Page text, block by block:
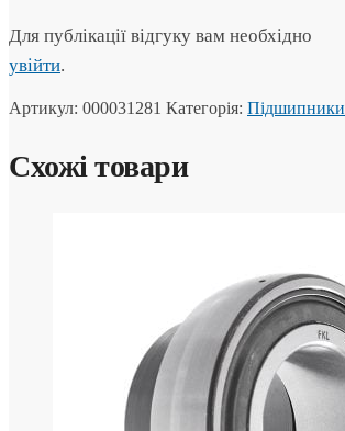
Для публікації відгуку вам необхідно
увійти.
Артикул: 000031281 Категорія: Підшипники
Схожі товари